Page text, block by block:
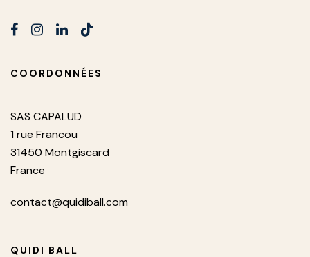
COORDONNÉES
SAS CAPALUD
1 rue Francou
31450 Montgiscard
France
contact@quidiball.com
QUIDI BALL